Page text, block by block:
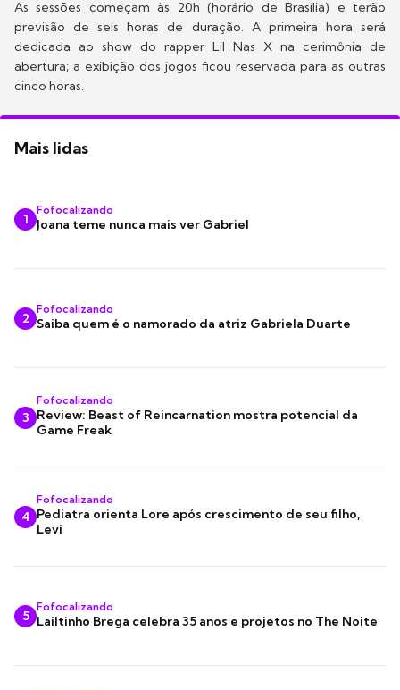
As sessões começam às 20h (horário de Brasília) e terão
previsão de seis horas de duração. A primeira hora será
dedicada ao show do rapper Lil Nas X na cerimônia de
abertura; a exibição dos jogos ficou reservada para as outras
cinco horas.
Mais lidas
1
Fofocalizando
Joana teme nunca mais ver Gabriel
2
Fofocalizando
Saiba quem é o namorado da atriz Gabriela Duarte
3
Fofocalizando
Review: Beast of Reincarnation mostra potencial da
Game Freak
4
Fofocalizando
Pediatra orienta Lore após crescimento de seu filho,
Levi
5
Fofocalizando
Lailtinho Brega celebra 35 anos e projetos no The Noite